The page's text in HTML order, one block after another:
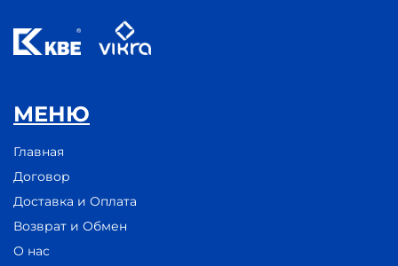
МЕНЮ
Главная
Договор
Доставка и Оплата
Возврат и Обмен
О нас